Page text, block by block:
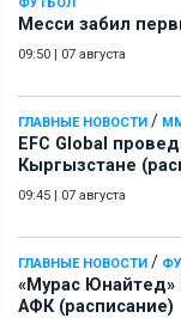
Месси забил
09:50 | 07 августа
ГЛАВНЫЕ НОВОСТИ /
EFC Global
Кыргызстане
09:45 | 07 августа
ГЛАВНЫЕ НОВОСТИ /
«Мурас Юнайтед»
АФК (расписание)